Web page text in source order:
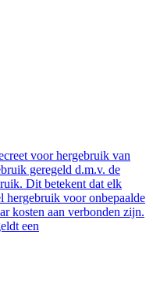
voor hergebruik van
geregeld d.m.v. de
Dit betekent dat elk
hergebruik voor onbepaalde
kosten aan verbonden zijn.
een